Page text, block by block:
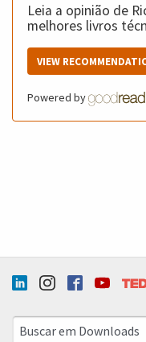
Leia a opinião de
melhores livros
VIEW
Powered by